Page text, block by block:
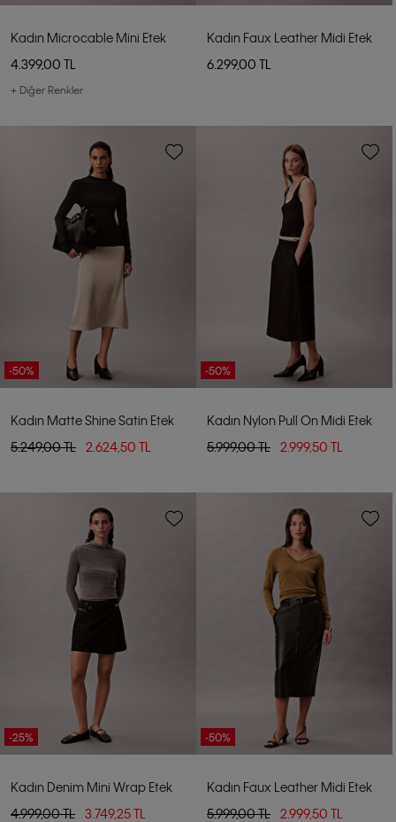
Kadın Microcable Mini Etek
4.399,00 TL
+ Diğer Renkler
Kadın Faux Leather Midi Etek
6.299,00 TL
-50%
Kadın Matte Shine Satin Etek
5.249,00 TL
2.624,50 TL
-50%
Kadın Nylon Pull On Midi Etek
5.999,00 TL
2.999,50 TL
-25%
Kadın Denim Mini Wrap Etek
4.999,00 TL
3.749,25 TL
-50%
Kadın Faux Leather Midi Etek
5.999,00 TL
2.999,50 TL